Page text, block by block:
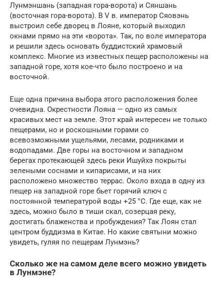
Лунмэншань (западная гора-ворота) и Сяншань
(восточная гора-ворота). В V в. император Сяовэнь
выстроил себе дворец в Лояне, который выходил
окнами прямо на эти «ворота». Так, по воле императора
и решили здесь основать буддистский храмовый
комплекс. Многие из известных пещер расположены на
западной горе, хотя кое-что было построено и на
восточной.
Еще одна причина выбора этого расположения более
очевидна. Окрестности Лояна — одно из самых
красивых мест на земле. Этот край интересен не только
пещерами, но и роскошными горами со
всевозможными ущельями, лесами, родниками и
водопадами. Две горы на восточном и западном
берегах протекающей здесь реки Ишуйхэ покрыты
зелеными соснами и кипарисами, и на них
расположено множество террас. Около входа в одну из
пещер на западной горе бьет горячий ключ с
постоянной температурой воды +25 °С. Где еще, как не
здесь, можно было в тиши скал, созерцая реку,
достигать блаженства и пробуждения? Так Лоян стал
центром буддизма в Китае. Но какие святыни можно
увидеть, гуляя по пещерам Лунмэнь?
Сколько же на самом деле всего можно увидеть
в Лунмэне?